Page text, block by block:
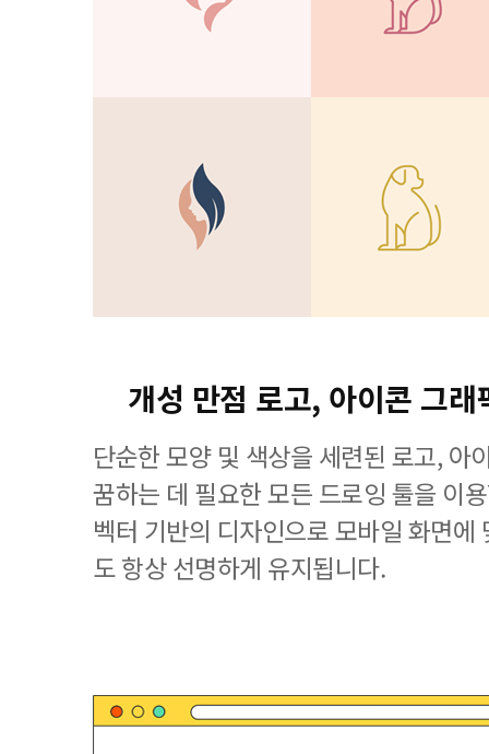
개성 만점 로고, 아이콘 그래
단순한 모양 및 색상을 세련된 로고, 아
꿈하는 데 필요한 모든 드로잉 툴을 이
벡터 기반의 디자인으로 모바일 화면에
도 항상 선명하게 유지됩니다.